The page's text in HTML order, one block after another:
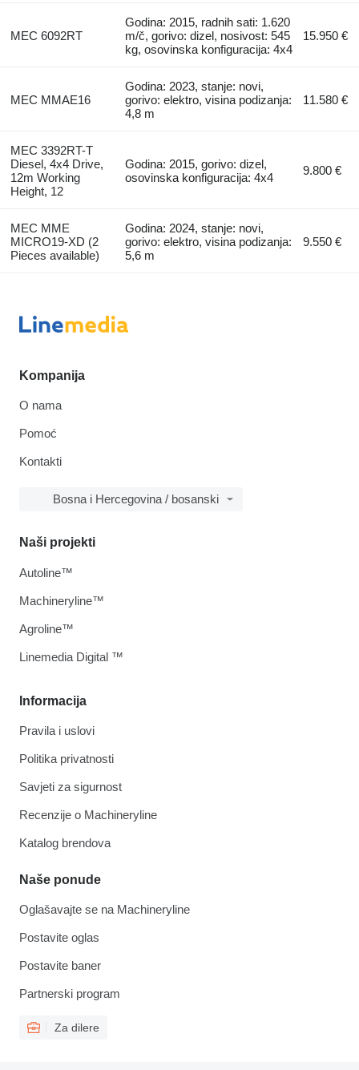
MEC 6092RT
Godina: 2015, radnih sati: 1.620
m/č, gorivo: dizel, nosivost: 545
kg, osovinska konfiguracija: 4x4
15.950 €
MEC MMAE16
Godina: 2023, stanje: novi,
gorivo: elektro, visina podizanja:
4,8 m
11.580 €
MEC 3392RT-T
Diesel, 4x4 Drive,
12m Working
Height, 12
Godina: 2015, gorivo: dizel,
osovinska konfiguracija: 4x4
9.800 €
MEC MME
MICRO19-XD (2
Pieces available)
Godina: 2024, stanje: novi,
gorivo: elektro, visina podizanja:
5,6 m
9.550 €
Kompanija
O nama
Pomoć
Kontakti
Bosna i Hercegovina / bosanski
Informacija
Pravila i uslovi
Politika privatnosti
Savjeti za sigurnost
Recenzije o Machineryline
Katalog brendova
Naše ponude
Oglašavajte se na Machineryline
Postavite oglas
Postavite baner
Partnerski program
Za dilere
Naši projekti
Autoline™
Machineryline™
Agroline™
Linemedia Digital ™